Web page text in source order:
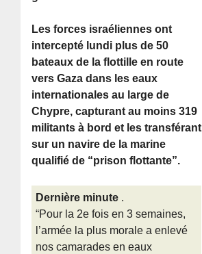
Les forces israéliennes ont
intercepté lundi plus de 50
bateaux de la flottille en route
vers Gaza dans les eaux
internationales au large de
Chypre, capturant au moins 319
militants à bord et les transférant
sur un navire de la marine
qualifié de “prison flottante”.
Dernière minute .
“Pour la 2e fois en 3 semaines,
l’armée la plus morale a enlevé
nos camarades en eaux